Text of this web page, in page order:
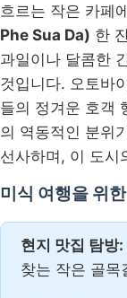
흐르는 작은 카페
Phe Sua Da) 한
과일이나 달콤한
것입니다. 오토바
들의 정겨운 호객
의 역동적인 분위
선사하며, 이 도시
미식 여행을 위
현지 맛집 탐방:
찾는 작은 골목